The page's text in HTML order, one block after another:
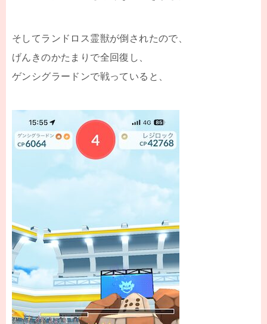
そしてランドロス霊獣が倒されたので、
げんきのかたまりで全回復し、
ゲンシグラードンで戦っていると、